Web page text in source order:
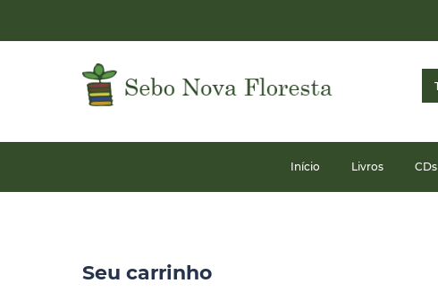
Início Livros CDs
Seu carrinho